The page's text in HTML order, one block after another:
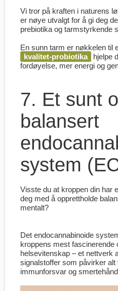
Vi tror på kraften i naturens
er nøye utvalgt for å gi deg
prebiotika og tarmstyrkende
En sunn tarm er nøkkelen til
kvalitet-probiotika
hjelpe
fordøyelse, mer energi og
7. Et sunt
balansert
system
Visste du at kroppen din har
deg med å opprettholde
mentalt?
Det endocannabinoide
kroppens mest fascinerende
helsevitenskap – et nettverk
signalstoffer som påvirker
immunforsvar og